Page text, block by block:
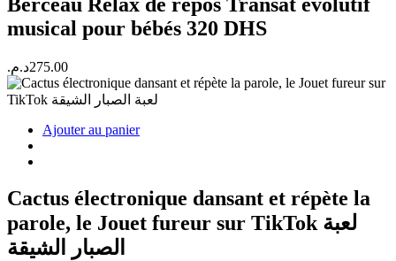
musical pour bébés 320 DHS
275.00د.م.
Ajouter au panier
Cactus électronique dansant et répète la
parole, le Jouet fureur sur TikTok لعبة
الصبار الشيقة